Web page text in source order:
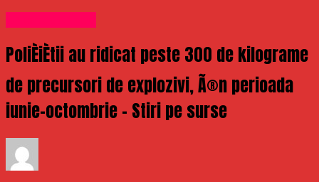
PoliÈiÈtii au ridicat peste 300 de kilograme
de precursori de explozivi, Ã®n perioada
iunie-octombrie – Stiri pe surse